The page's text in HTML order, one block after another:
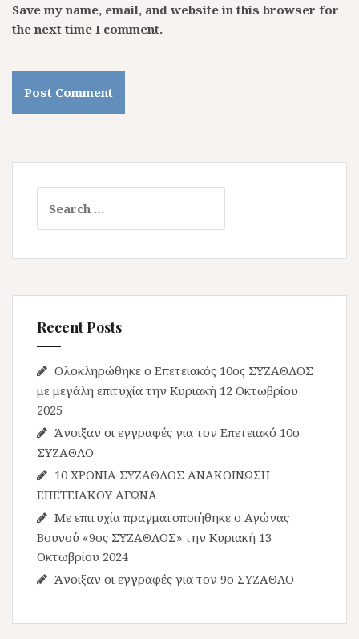
Save my name, email, and website in this browser for
the next time I comment.
Recent Posts
Ολοκληρώθηκε ο Επετειακός 10ος ΣΥΖΑΘΛΟΣ
με μεγάλη επιτυχία την Κυριακή 12 Οκτωβρίου
2025
Άνοιξαν οι εγγραφές για τον Επετειακό 10ο
ΣΥΖΑΘΛΟ
10 ΧΡΟΝΙΑ ΣΥΖΑΘΛΟΣ ΑΝΑΚΟΙΝΩΣΗ
ΕΠΕΤΕΙΑΚΟΥ ΑΓΩΝΑ
Με επιτυχία πραγματοποιήθηκε ο Αγώνας
Βουνού «9ος ΣΥΖΑΘΛΟΣ» την Κυριακή 13
Οκτωβρίου 2024
Άνοιξαν οι εγγραφές για τον 9ο ΣΥΖΑΘΛΟ